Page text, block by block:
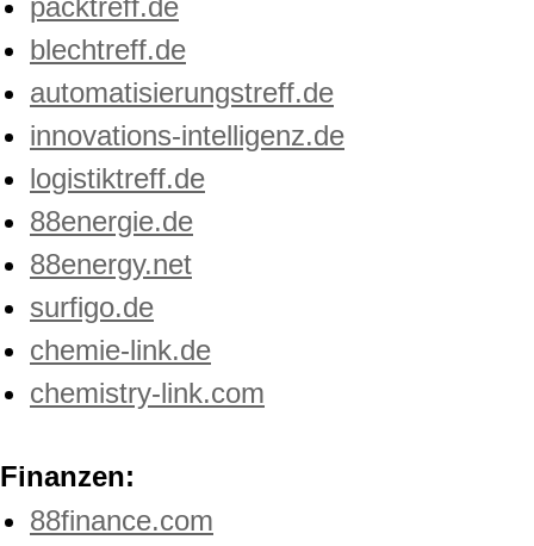
packtreff.de
blechtreff.de
automatisierungstreff.de
innovations-intelligenz.de
logistiktreff.de
88energie.de
88energy.net
surfigo.de
chemie-link.de
chemistry-link.com
Finanzen:
88finance.com